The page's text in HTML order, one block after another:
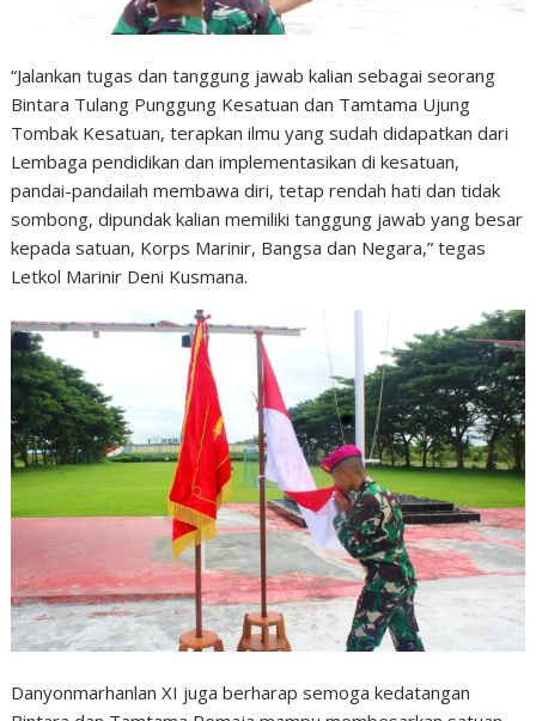
“Jalankan tugas dan tanggung jawab kalian sebagai seorang
Bintara Tulang Punggung Kesatuan dan Tamtama Ujung
Tombak Kesatuan, terapkan ilmu yang sudah didapatkan dari
Lembaga pendidikan dan implementasikan di kesatuan,
pandai-pandailah membawa diri, tetap rendah hati dan tidak
sombong, dipundak kalian memiliki tanggung jawab yang besar
kepada satuan, Korps Marinir, Bangsa dan Negara,” tegas
Letkol Marinir Deni Kusmana.
Danyonmarhanlan XI juga berharap semoga kedatangan